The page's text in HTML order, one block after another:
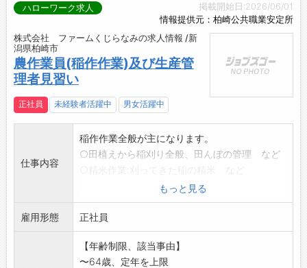
掲載開始日:2026/06/01
情報提供元：柏崎公共職業安定所
ハローワーク求人
株式会社 ファームくじらなみの求人情報 /新
潟県柏崎市
農作業員(稲作作業)及び生産管
理者見習い
正社員 未経験者活躍中 男女活躍中
仕事内容
稲作作業全般が主になります。
○田植えから稲刈り全般、田んぼの管理 など
○機械整備:田植機、コンバインなどの機械の整
備
○除雪助手作業(冬期間のみ)
※生産管理者候補として作業に携わりながら生
産計画、工程、品質
管理等を習得していただき将来、生産管理者を
もっと見る
雇用形態 正社員
【年齢制限、該当事由】
〜64歳、定年を上限